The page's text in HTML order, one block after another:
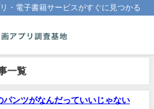
・電子書籍サービスがすぐに見つかる
一覧
パンツがなんだっていいじゃない